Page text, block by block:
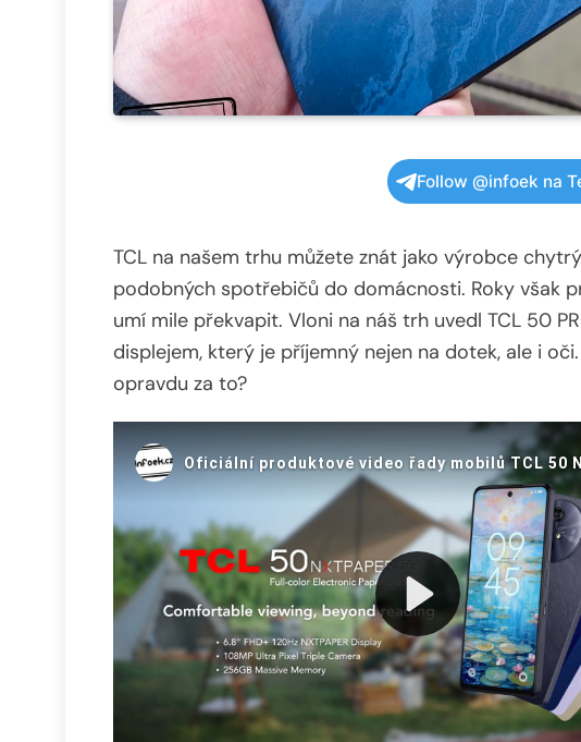
Follow @infoek na
TCL na našem trhu můžete znát jako výrobce
podobných spotřebičů do domácnosti. Roky však
umí mile překvapit. Vloni na náš trh uvedl TCL 50
displejem, který je příjemný nejen na dotek, ale i
opravdu za to?